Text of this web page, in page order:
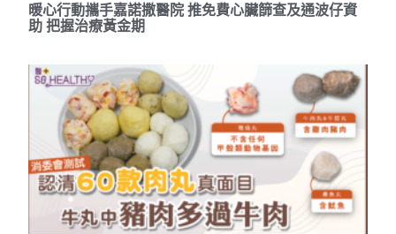
暖心行動攜手嘉諾撒醫院 推免費心臟篩查及通波仔資
助 把握治療黃金期